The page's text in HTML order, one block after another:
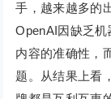
手，越来越多的
OpenAI因缺乏
内容的准确性，
题。从结果上看